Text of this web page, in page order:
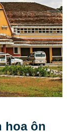
hoa ôn